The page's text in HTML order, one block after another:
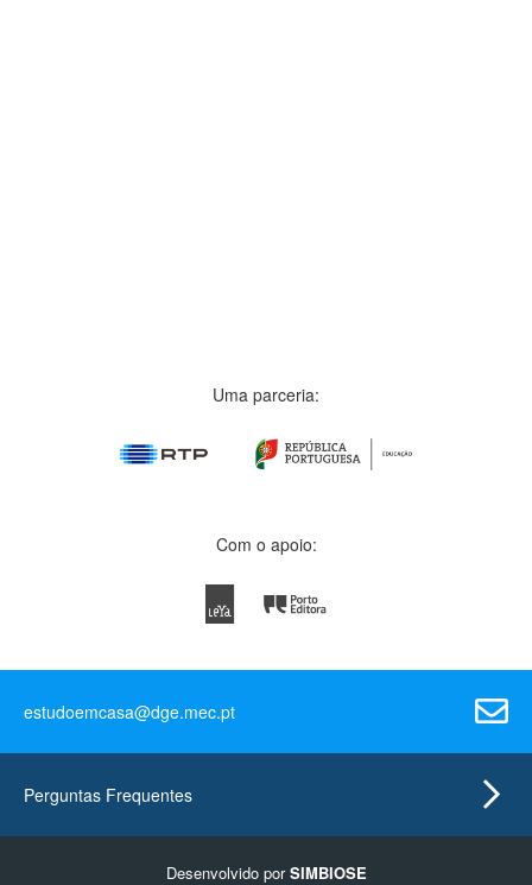
Uma parceria:
Com o apoio:
estudoemcasa@dge.mec.pt
Perguntas Frequentes
Desenvolvido porSIMBIOSE